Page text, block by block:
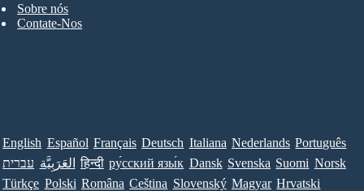
Sobre nós
Contate-Nos
English Español Français Deutsch Italiana Nederlands Português
עברית العَرَبِيَّة हिन्दी ру́сский язы́к Dansk Svenska Suomi Norsk
Türkçe Polski Româna Ceština Slovenský Magyar Hrvatski